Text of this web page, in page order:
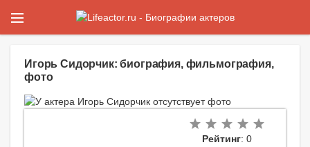
Игорь Сидорчик: биография, фильмография,
фото
Рейтинг: 0